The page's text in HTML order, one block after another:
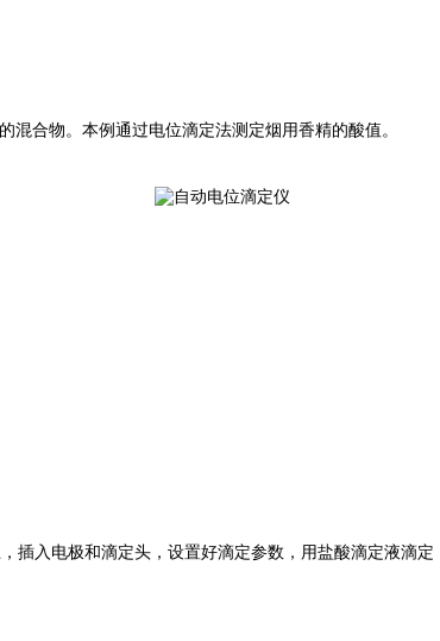
合物。本例通过电位滴定法测定烟用香精的酸值。
插入电极和滴定头，设置好滴定参数，用盐酸滴定液滴